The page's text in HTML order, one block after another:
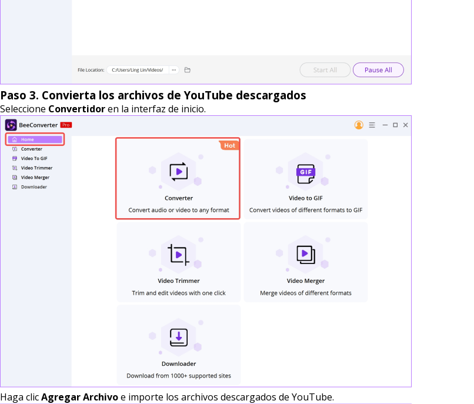
Paso 3. Convierta los archivos de YouTube descargados
Seleccione Convertidoren la interfaz de inicio.
Haga clicAgregar Archivoe importe los archivos descargados de YouTube.